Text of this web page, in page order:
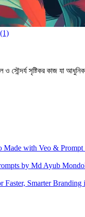
(1)
সৌন্দর্য সৃষ্টিকর কাজ যা
with Veo & Prompt
by Md Ayub
Faster, Smarter Branding